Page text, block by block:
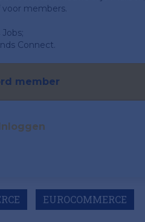
voor members.
Connect.
member
Inloggen
EUROCOMMERCE